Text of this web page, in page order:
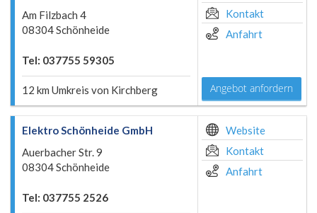
Am Filzbach 4
08304 Schönheide
Tel: 037755 59305
12 km Umkreis von Kirchberg
Kontakt
Anfahrt
Angebot anfordern
Elektro Schönheide GmbH
Auerbacher Str. 9
08304 Schönheide
Tel: 037755 2526
Website
Kontakt
Anfahrt